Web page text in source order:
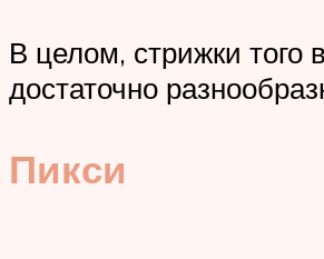
В целом, стрижки того
достаточно
Пикси